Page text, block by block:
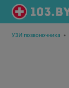
УЗИ позвоночника •